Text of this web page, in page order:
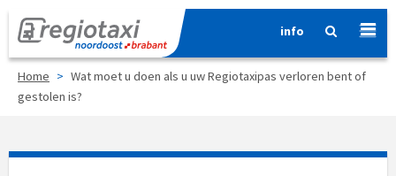
info
Home > Wat moet u doen als u uw Regiotaxipas verloren bent of
gestolen is?